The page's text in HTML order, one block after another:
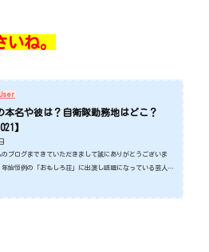
ね。
名や彼は？自衛隊勤務地はどこ？
】
ブログまできていただきまして誠にありがとうございま
始恒例の「おもしろ荘」に出演し話題になっている芸人の